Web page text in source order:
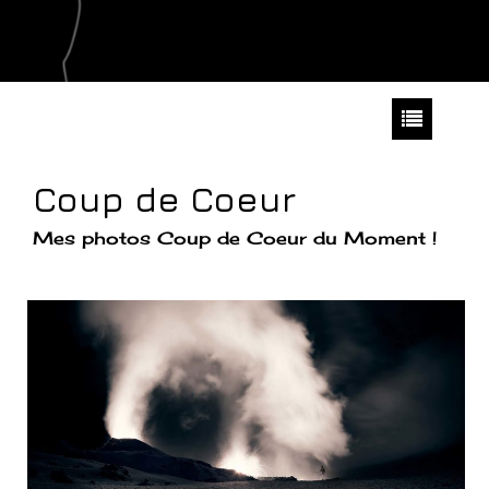
Coup de Coeur
Mes photos Coup de Coeur du Moment !